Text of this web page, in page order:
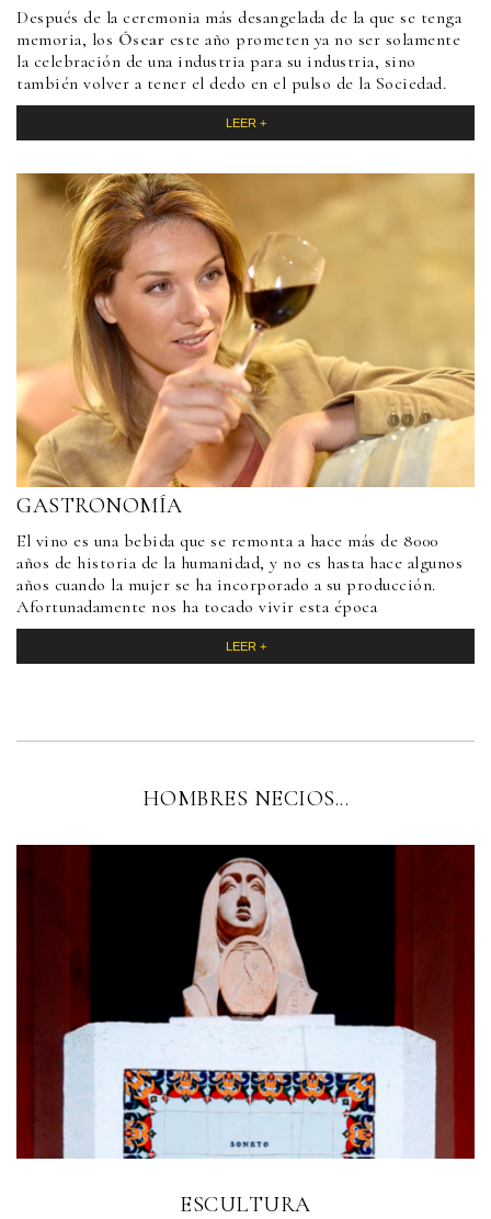
Después de la ceremonia más desangelada de la que se tenga
memoria, los Óscar este año prometen ya no ser solamente
la celebración de una industria para su industria, sino
también volver a tener el dedo en el pulso de la Sociedad.
LEER +
GASTRONOMÍA
El vino es una bebida que se remonta a hace más de 8000
años de historia de la humanidad, y no es hasta hace algunos
años cuando la mujer se ha incorporado a su producción.
Afortunadamente nos ha tocado vivir esta época
LEER +
HOMBRES NECIOS...
ESCULTURA